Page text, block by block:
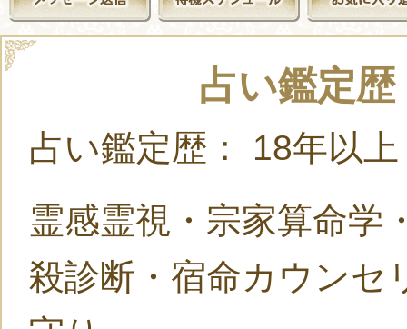
占い鑑定
占い鑑定歴： 18年以
霊感霊視・宗家算命学
殺診断・宿命カウンセ